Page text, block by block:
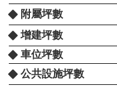
附屬坪數
增建坪數
車位坪數
公共設施坪數